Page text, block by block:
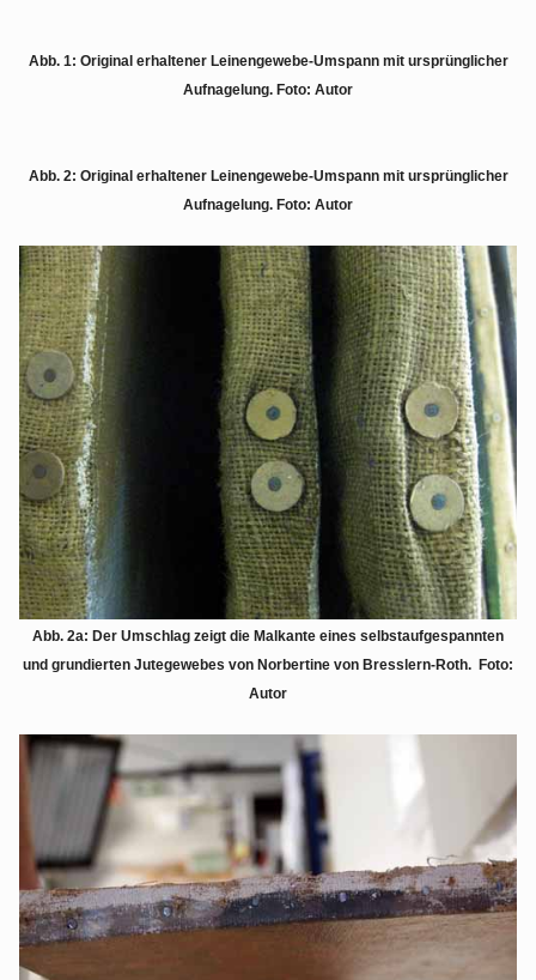
Abb. 1: Original erhaltener Leinengewebe-Umspann mit ursprünglicher
Aufnagelung. Foto: Autor
Abb. 2: Original erhaltener Leinengewebe-Umspann mit ursprünglicher
Aufnagelung. Foto: Autor
Abb. 2a: Der Umschlag zeigt die Malkante eines selbstaufgespannten
und grundierten Jutegewebes von Norbertine von Bresslern-Roth. Foto:
Autor